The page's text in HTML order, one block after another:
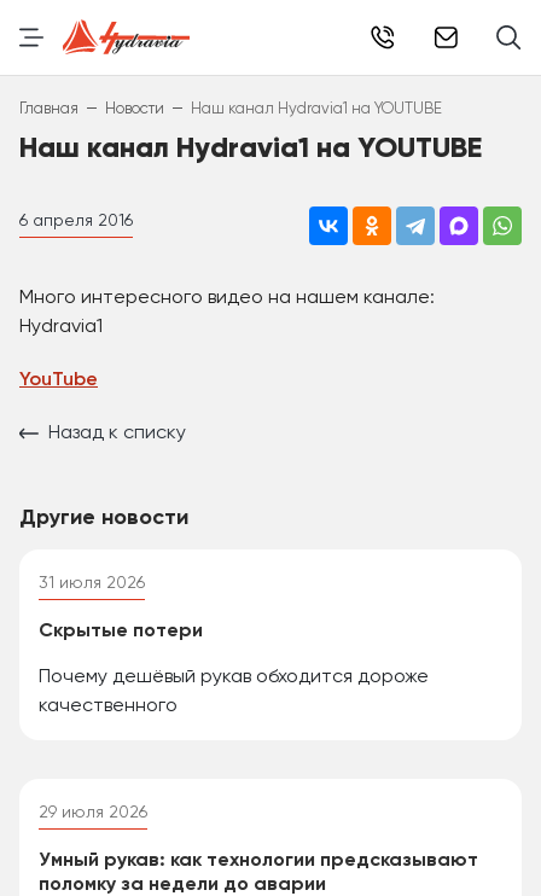
Главная – Новости – Наш канал Hydravia1 на YOUTUBE
Наш канал Hydravia1 на YOUTUBE
6 апреля 2016
Много интересного видео на нашем канале:
Hydravia1
YouTube
Назад к списку
Другие новости
31 июля 2026
Скрытые потери
Почему дешёвый рукав обходится дороже
качественного
29 июля 2026
Умный рукав: как технологии предсказывают
поломку за недели до аварии